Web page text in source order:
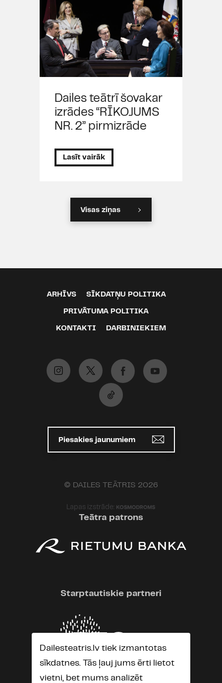
Dailes teātrī šovakar
izrādes “RĪKOJUMS
NR. 2” pirmizrāde
Lasīt vairāk
Visas ziņas
ARHĪVS SĪKDATŅU POLITIKA
PRIVĀTUMA POLITIKA
KONTAKTI DARBINIEKIEM
Piesakies jaunumiem
© DAILES TEĀTRIS 2026
Lapas izstrāde:
Teātra patrons
Starptautiskie partneri
Dailesteatris.lv tiek izmantotas
sīkdatnes. Tās ļauj jums ērti lietot
vietni, bet mums analizēt